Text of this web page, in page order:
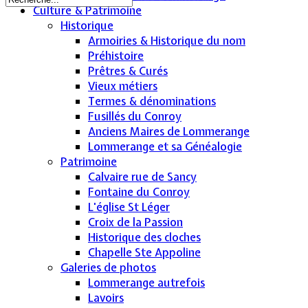
Culture & Patrimoine
Historique
Armoiries & Historique du nom
Préhistoire
Prêtres & Curés
Vieux métiers
Termes & dénominations
Fusillés du Conroy
Anciens Maires de Lommerange
Lommerange et sa Généalogie
Patrimoine
Calvaire rue de Sancy
Fontaine du Conroy
L'église St Léger
Croix de la Passion
Historique des cloches
Chapelle Ste Appoline
Galeries de photos
Lommerange autrefois
Lavoirs